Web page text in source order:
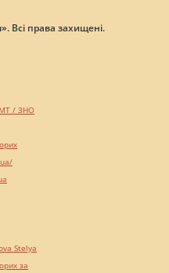
Всі права захищені.
/ ЗНО
Stelya
за